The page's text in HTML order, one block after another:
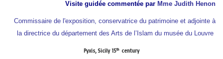
Visite guidée commentée par Mme Judith Henon
Commissaire de l'exposition, conservatrice du patrimoine et adjointe à
la directrice du département des Arts de l’Islam du musée du Louvre
Pyxis, Sicily 15th century